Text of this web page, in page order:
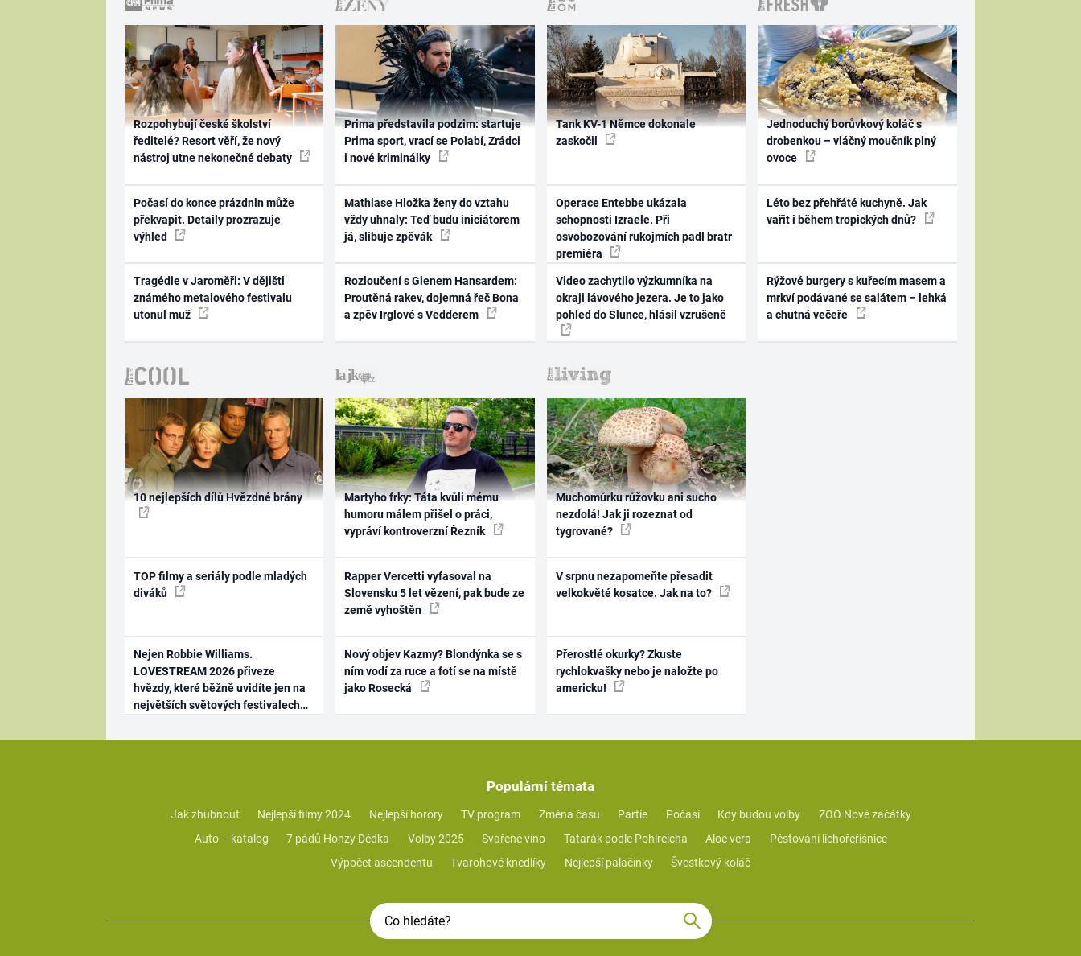
Rozpohybují české školství
ředitelé? Resort věří, že nový
nástroj utne nekonečné debaty
Počasí do konce prázdnin může
překvapit. Detaily prozrazuje
výhled
Tragédie v Jaroměři: V dějišti
známého metalového festivalu
utonul muž
Prima představila podzim: startuje
Prima sport, vrací se Polabí, Zrádci
i nové kriminálky
Mathiase Hložka ženy do vztahu
vždy uhnaly: Teď budu iniciátorem
já, slibuje zpěvák
Rozloučení s Glenem Hansardem:
Proutěná rakev, dojemná řeč Bona
a zpěv Irglové s Vedderem
Tank KV-1 Němce dokonale
zaskočil
Operace Entebbe ukázala
schopnosti Izraele. Při
osvobozování rukojmích padl bratr
premiéra
Video zachytilo výzkumníka na
okraji lávového jezera. Je to jako
pohled do Slunce, hlásil vzrušeně
Jednoduchý borůvkový koláč s
drobenkou – vláčný moučník plný
ovoce
Léto bez přehřáté kuchyně. Jak
vařit i během tropických dnů?
Rýžové burgery s kuřecím masem a
mrkví podávané se salátem – lehká
a chutná večeře
10 nejlepších dílů Hvězdné brány
TOP filmy a seriály podle mladých
diváků
Nejen Robbie Williams.
LOVESTREAM 2026 přiveze
hvězdy, které běžně uvidíte jen na
největších světových festivalech
Martyho frky: Táta kvůli mému
humoru málem přišel o práci,
vypráví kontroverzní Řezník
Rapper Vercetti vyfasoval na
Slovensku 5 let vězení, pak bude ze
země vyhoštěn
Nový objev Kazmy? Blondýnka se s
ním vodí za ruce a fotí se na místě
jako Rosecká
Muchomůrku růžovku ani sucho
nezdolá! Jak ji rozeznat od
tygrované?
V srpnu nezapomeňte přesadit
velkokvěté kosatce. Jak na to?
Přerostlé okurky? Zkuste
rychlokvašky nebo je naložte po
americku!
Populární témata
Jak zhubnout Nejlepší filmy 2024 Nejlepší horory TV program Změna času Partie Počasí Kdy budou volby
ZOO Nové začátky
Auto – katalog
7 pádů Honzy Dědka Volby 2025 Svařené víno Tatarák podle Pohlreicha Aloe vera
Pěstování lichořeřišnice
Výpočet ascendentu
Tvarohové knedlíky Nejlepší palačinky Švestkový koláč